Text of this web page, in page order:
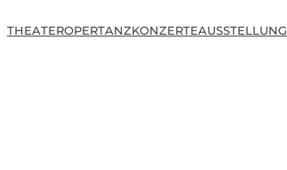
THEATEROPERTANZKONZERTEAUSSTELLUNG